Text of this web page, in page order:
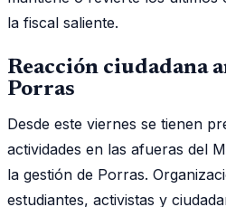
la fiscal saliente.
Reacción ciudadana
Porras
Desde este viernes se tienen
actividades en las afueras del
la gestión de Porras.
estudiantes, activistas y